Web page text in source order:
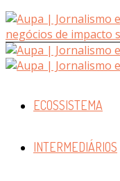
ECOSSISTEMA
INTERMEDIÁRIOS